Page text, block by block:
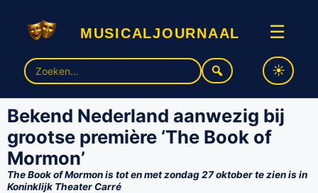
musicaljournaal ☰
Zoek
naar:
Bekend Nederland aanwezig bij
grootse première ‘The Book of
Mormon’
The Book of Mormon is tot en met zondag 27 oktober te zien is in
Koninklijk Theater Carré